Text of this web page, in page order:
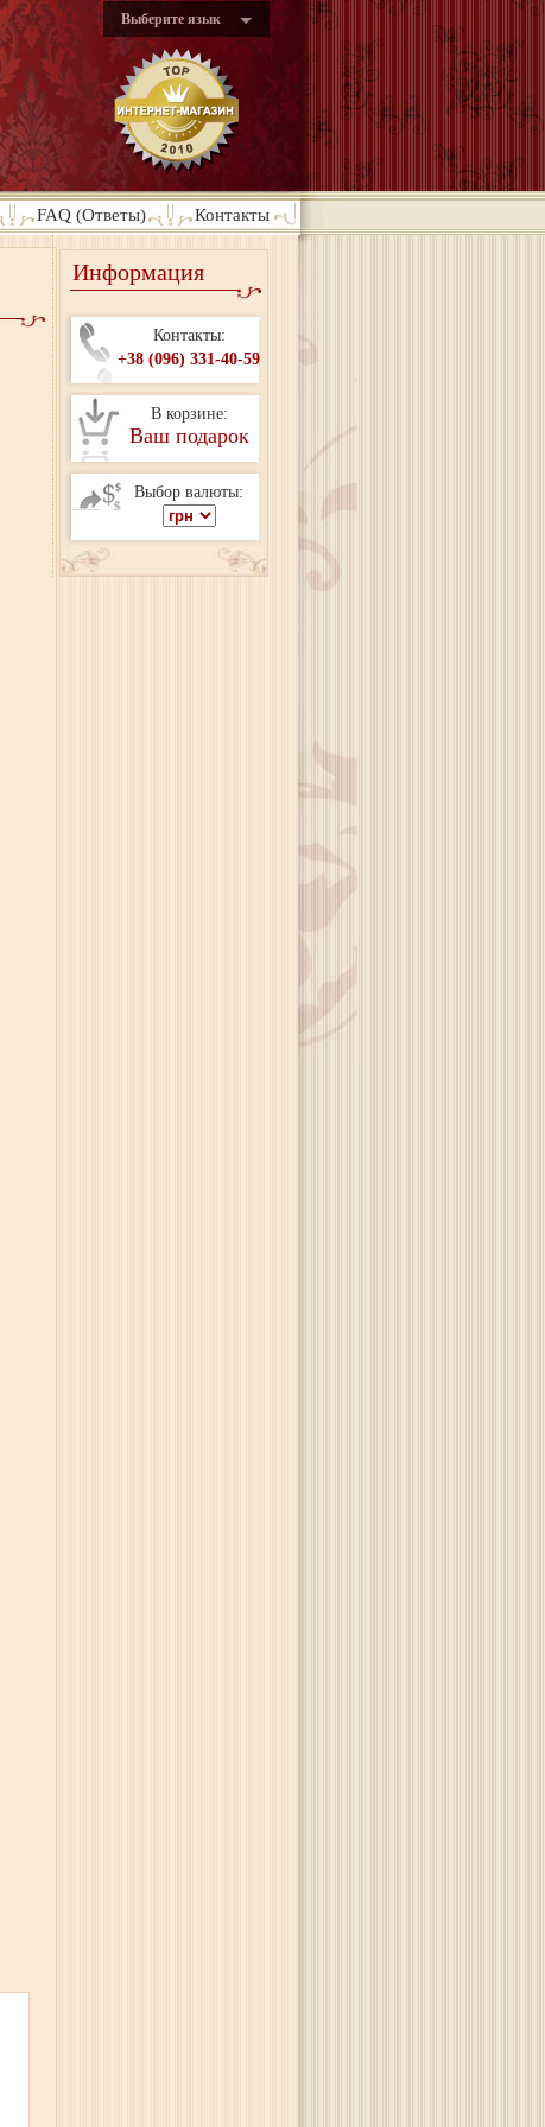
Выберите язык
FAQ (Ответы) Контакты
Информация
Контакты:
+38 (096) 331-40-59
В корзине:
Ваш подарок
Выбор валюты: